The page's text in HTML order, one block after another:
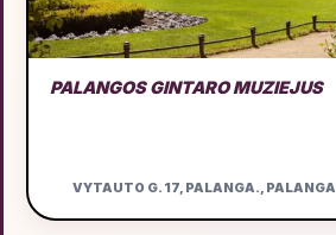
PALANGOS GINTARO MUZIEJUS
VYTAUTO G. 17, PALANGA., PALANGA